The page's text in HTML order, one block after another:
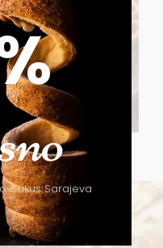
ukus Sarajeva